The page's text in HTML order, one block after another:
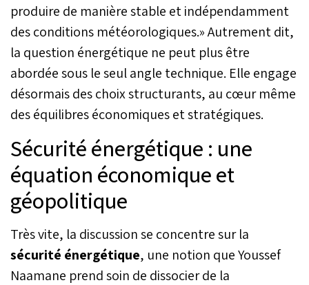
produire de manière stable et indépendamment
des conditions météorologiques.» Autrement dit,
la question énergétique ne peut plus être
abordée sous le seul angle technique. Elle engage
désormais des choix structurants, au cœur même
des équilibres économiques et stratégiques.
Sécurité énergétique : une
équation économique et
géopolitique
Très vite, la discussion se concentre sur la
sécurité énergétique, une notion que Youssef
Naamane prend soin de dissocier de la